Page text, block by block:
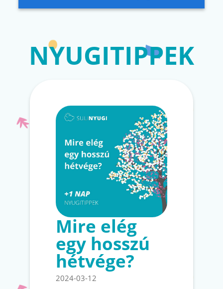
NYUGITIPPEK
Mire elég
egy hosszú
hétvége?
2024-03-12